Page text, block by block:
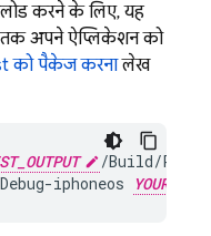
करने के लिए, यह
अपने ऐप्लिकेशन को
को पैकेज करनालेख
/Build/
iphoneos